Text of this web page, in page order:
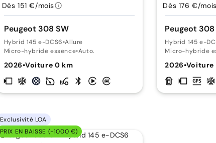
Peugeot 308 SW
Hybrid 145 e-DCS6•Allure
Micro-hybride essence•Auto.
2026•Voiture 0 km
Dès 151 €/mois
Peugeot 308
Hybrid 145 e-
Micro-hybride
2026•Voiture
Dès 176 €/mois
Exclusivité LOA
PRIX EN BAISSE (-1000 €)